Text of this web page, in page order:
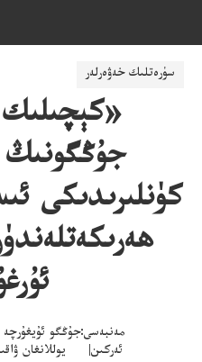
سۈرەتلىك خەۋەرلەر
كۈنلىرىدىكى
مەنبەسى:جۇڭگو
ئەركىن| يوللانغان ۋاقىت: 2025-10-